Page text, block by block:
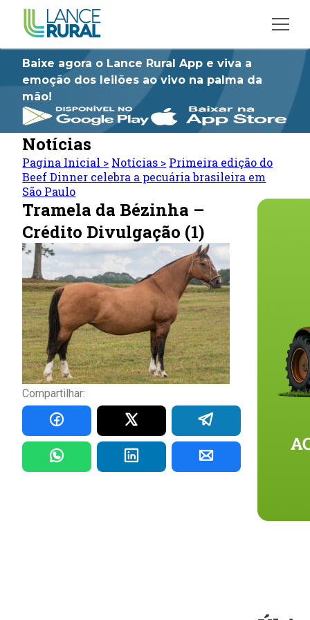
Baixe agora o Lance Rural App e viva a
emoção dos leilões ao vivo na palma da
mão!
Notícias
Pagina Inicial > Notícias > Primeira edição do
Beef Dinner celebra a pecuária brasileira em
São Paulo
Tramela da Bézinha –
Crédito Divulgação (1)
Compartilhar: